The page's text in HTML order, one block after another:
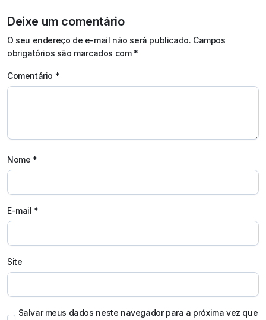
Deixe um comentário
O seu endereço de e-mail não será publicado. Campos
obrigatórios são marcados com *
Comentário *
Nome *
E-mail *
Site
Salvar meus dados neste navegador para a próxima vez que